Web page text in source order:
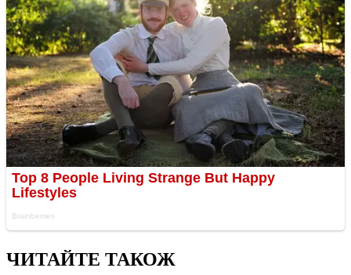
ЧИТАЙТЕ ТАКОЖ